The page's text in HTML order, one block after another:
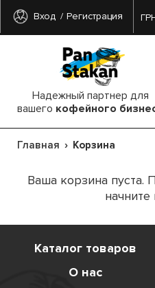
Вход Регистрация
Надежный партнер для
вашего кофейного
Главная Корзина
Ваша корзина пуста.
начните
Каталог товаров
О нас